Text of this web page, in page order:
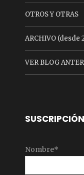
OTROS Y OTRAS
ARCHIVO (desde
VER BLOG
SUSCRIPCIÓN
Nombre*